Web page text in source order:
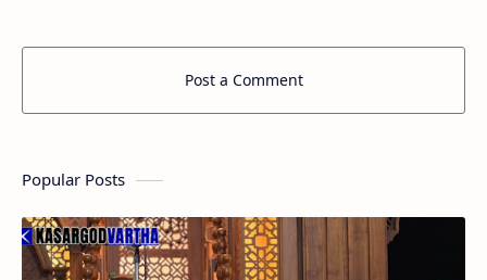
Post a Comment
Popular Posts